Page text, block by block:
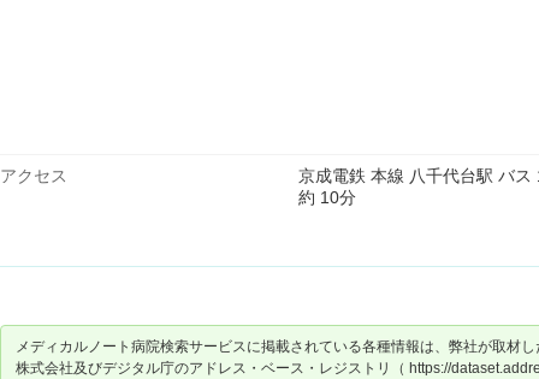
アクセス
京成電鉄 本線 八千代台駅 バ
約 10分
メディカルノート病院検索サービスに掲載されている各種情報は、弊社が取材
株式会社及びデジタル庁のアドレス・ベース・レジストリ（ https://